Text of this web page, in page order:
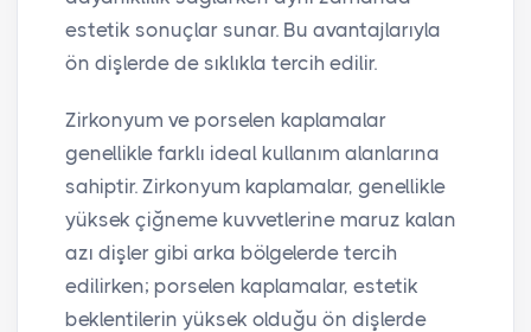
estetik sonuçlar sunar. Bu avantajlarıyla
ön dişlerde de sıklıkla tercih edilir.
Zirkonyum ve porselen kaplamalar
genellikle farklı ideal kullanım alanlarına
sahiptir. Zirkonyum kaplamalar, genellikle
yüksek çiğneme kuvvetlerine maruz kalan
azı dişler gibi arka bölgelerde tercih
edilirken; porselen kaplamalar, estetik
beklentilerin yüksek olduğu ön dişlerde